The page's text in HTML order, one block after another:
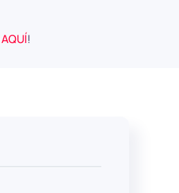
AQUÍ!